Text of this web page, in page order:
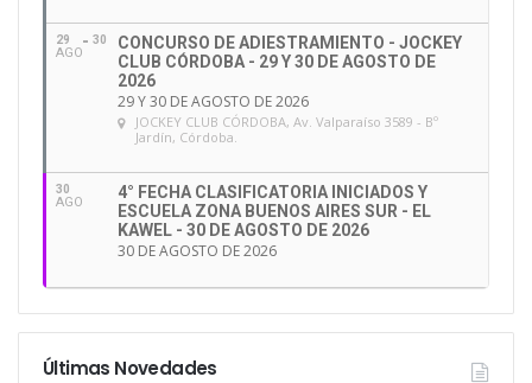
29
AGO
30
CONCURSO DE ADIESTRAMIENTO - JOCKEY
CLUB CÓRDOBA - 29 Y 30 DE AGOSTO DE
2026
29 Y 30 DE AGOSTO DE 2026
JOCKEY CLUB CÓRDOBA, Av. Valparaíso 3589 - Bº
Jardín, Córdoba.
30
AGO
4° FECHA CLASIFICATORIA INICIADOS Y
ESCUELA ZONA BUENOS AIRES SUR - EL
KAWEL - 30 DE AGOSTO DE 2026
30 DE AGOSTO DE 2026
Últimas Novedades